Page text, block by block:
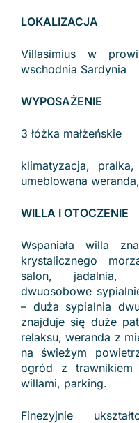
LOKALIZACJA
Villasimius w
wschodnia Sardynia
WYPOSAŻENIE
3 łóżka małżeńskie
klimatyzacja,
umeblowana
WILLA I OTOCZENIE
Wspaniała willa
krystalicznego
salon, jadalnia,
dwuosobowe
– duża sypialnia
znajduje się duże
relaksu, weranda z
na świeżym
ogród z trawnikiem
willami, parking.
Finezyjnie